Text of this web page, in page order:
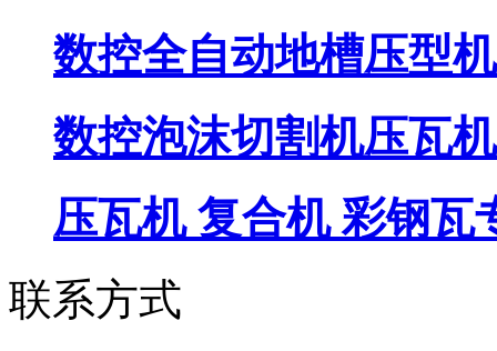
数控全自动地槽压型机
数控泡沫切割机压瓦
压瓦机 复合机 彩钢瓦
联系方式